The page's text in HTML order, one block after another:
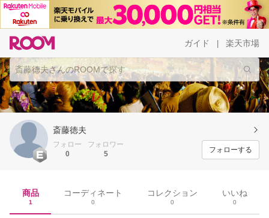
ガイド 楽天市場
斎藤徳夫
フォロー
0
フォロワー
5
フォローする
商品
1
コーディネート
0
コレクション
0
いいね
0